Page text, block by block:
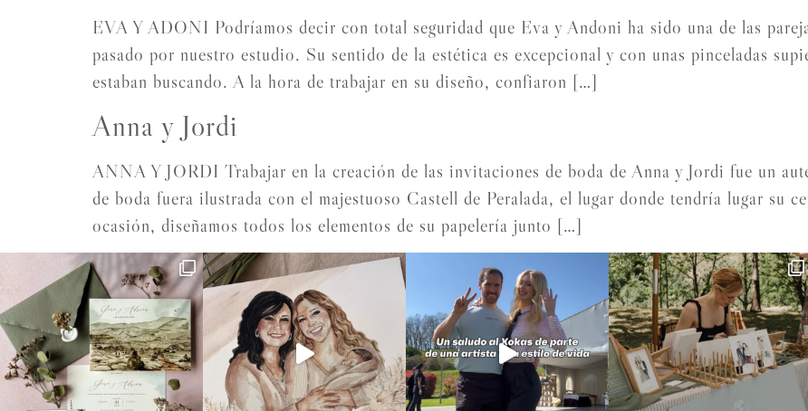
EVA Y ADONI Podríamos decir con total seguridad que Eva y Andoni ha sido una de las
pasado por nuestro estudio. Su sentido de la estética es excepcional y con unas pinceladas
estaban buscando. A la hora de trabajar en su diseño, confiaron […]
Anna y Jordi
ANNA Y JORDI Trabajar en la creación de las invitaciones de boda de Anna y Jordi fue un
de boda fuera ilustrada con el majestuoso Castell de Peralada, el lugar donde tendría lugar su
ocasión, diseñamos todos los elementos de su papelería junto […]